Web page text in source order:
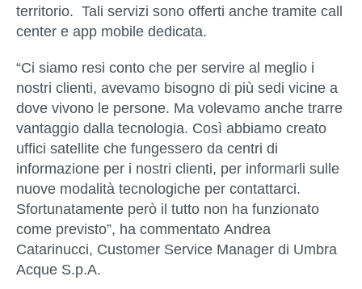
territorio. Tali servizi sono offerti anche tramite call
center e app mobile dedicata.
“Ci siamo resi conto che per servire al meglio i
nostri clienti, avevamo bisogno di più sedi vicine a
dove vivono le persone. Ma volevamo anche trarre
vantaggio dalla tecnologia. Così abbiamo creato
uffici satellite che fungessero da centri di
informazione per i nostri clienti, per informarli sulle
nuove modalità tecnologiche per contattarci.
Sfortunatamente però il tutto non ha funzionato
come previsto”, ha commentato Andrea
Catarinucci, Customer Service Manager di Umbra
Acque S.p.A.